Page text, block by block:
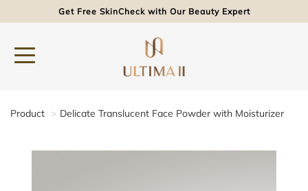
Get Free SkinCheck with Our Beauty Expert
Product Delicate Translucent Face Powder with Moisturizer